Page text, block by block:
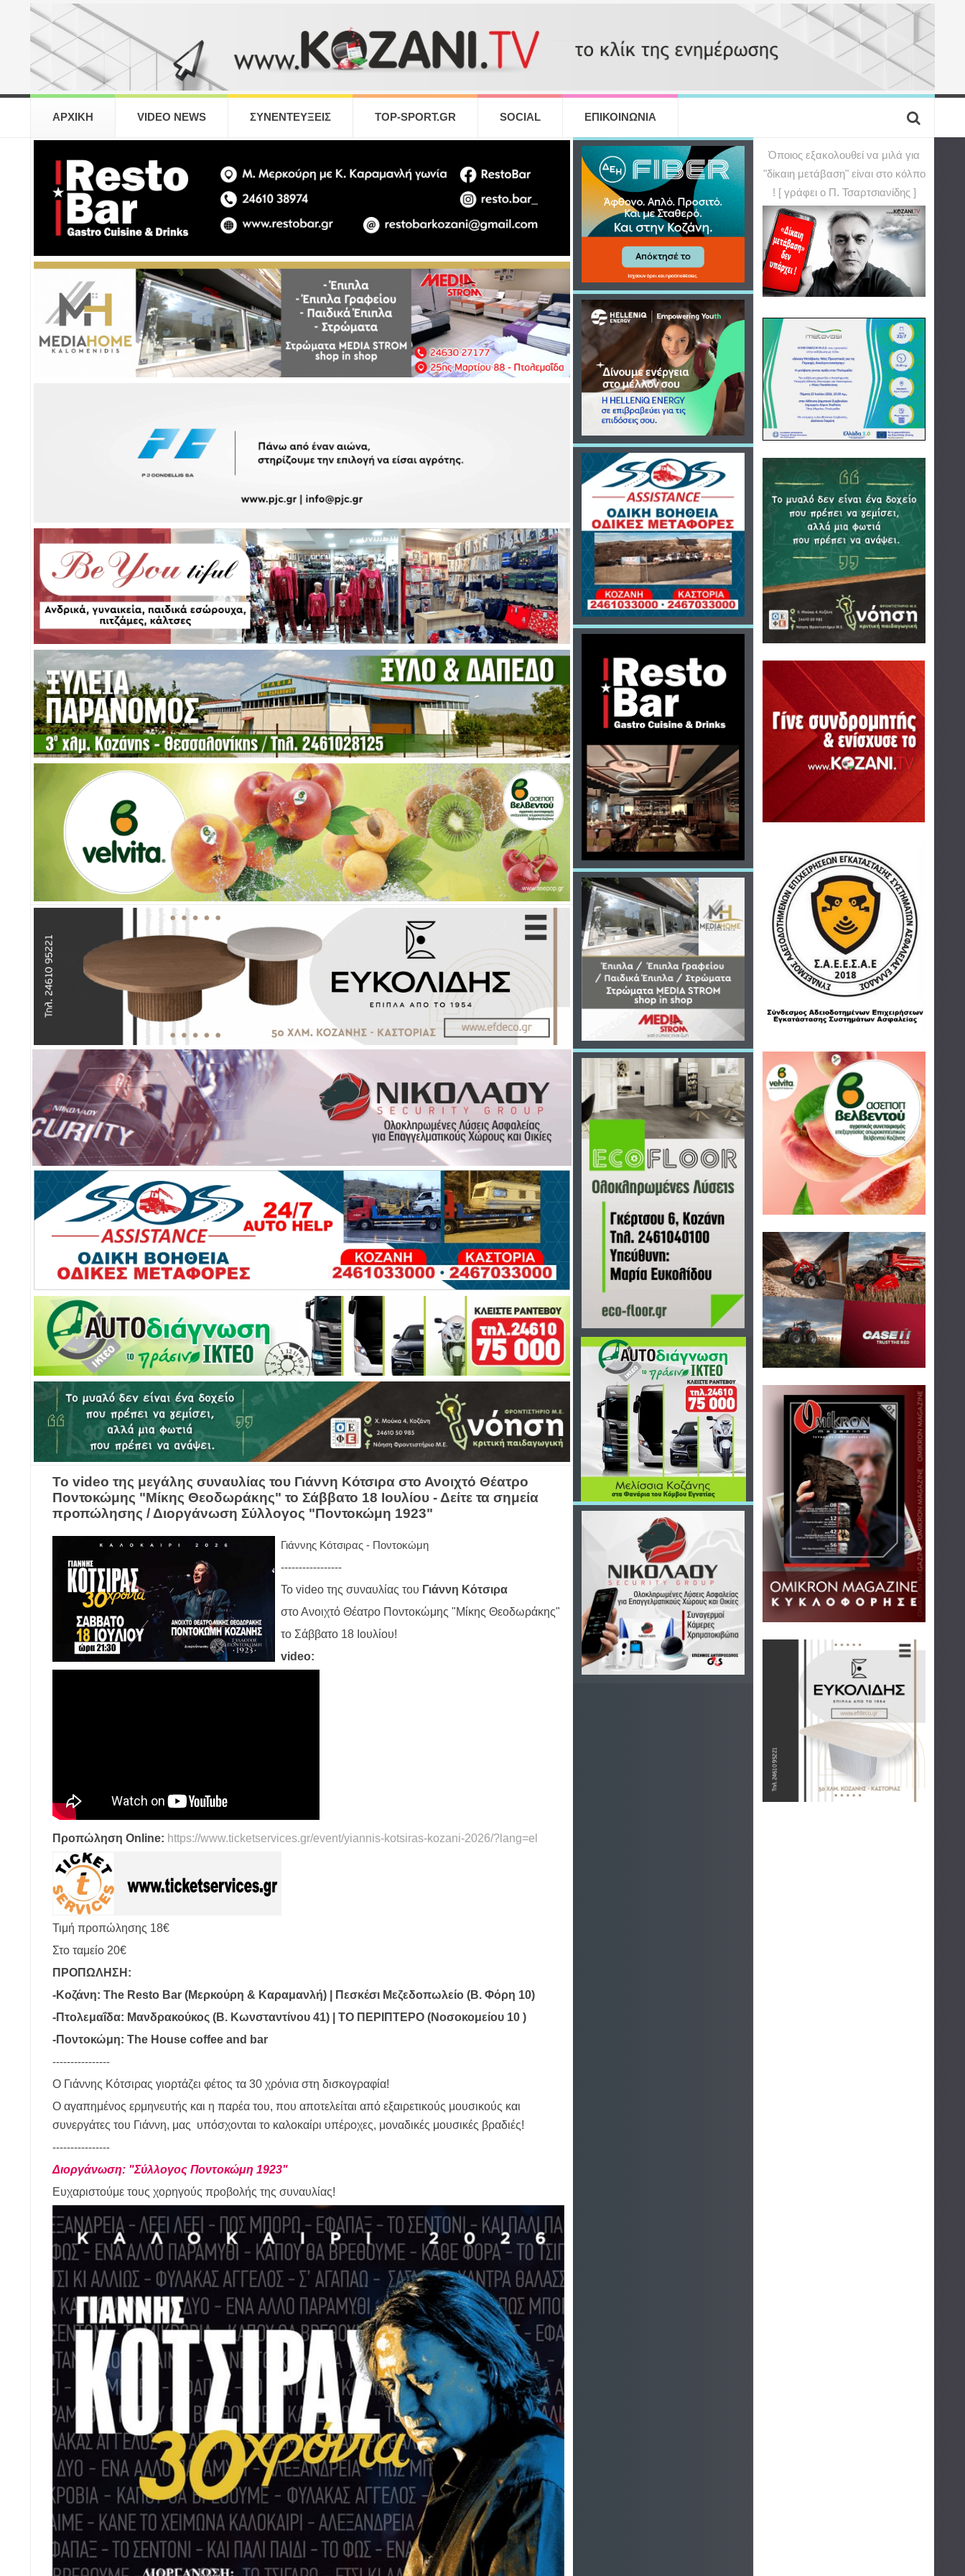
ΑΡΧΙΚΗ VIDEO NEWS ΣΥΝΕΝΤΕΥΞΕΙΣ TOP-SPORT.GR SOCIAL ΕΠΙΚΟΙΝΩΝΙΑ
Το video της μεγάλης συναυλίας του Γιάννη Κότσιρα στο Ανοιχτό Θέατρο
Ποντοκώμης "Μίκης Θεοδωράκης" το Σάββατο 18 Ιουλίου - Δείτε τα σημεία
προπώλησης / Διοργάνωση Σύλλογος "Ποντοκώμη 1923"
Γιάννης Κότσιρας - Ποντοκώμη
-----------------
Το video της συναυλίας του Γιάννη Κότσιρα
στο Ανοιχτό Θέατρο Ποντοκώμης "Μίκης Θεοδωράκης"
το Σάββατο 18 Ιουλίου!
video:
Προπώληση Online: https://www.ticketservices.gr/event/yiannis-kotsiras-kozani-2026/?lang=el
Τιμή προπώλησης 18€
Στο ταμείο 20€
ΠΡΟΠΩΛΗΣΗ:
-Κοζάνη: The Resto Bar (Μερκούρη & Καραμανλή) | Πεσκέσι Μεζεδοπωλείο (Β. Φόρη 10)
-Πτολεμαΐδα: Μανδρακούκος (Β. Κωνσταντίνου 41) | ΤΟ ΠΕΡΙΠΤΕΡΟ (Νοσοκομείου 10 )
-Ποντοκώμη: The House coffee and bar
----------------
Ο Γιάννης Κότσιρας γιορτάζει φέτος τα 30 χρόνια στη δισκογραφία!
Ο αγαπημένος ερμηνευτής και η παρέα του, που αποτελείται από εξαιρετικούς μουσικούς και
συνεργάτες του Γιάννη, μας υπόσχονται το καλοκαίρι υπέροχες, μοναδικές μουσικές βραδιές!
----------------
Διοργάνωση: "Σύλλογος Ποντοκώμη 1923"
Ευχαριστούμε τους χορηγούς προβολής της συναυλίας!
Όποιος εξακολουθεί να μιλά για
"δίκαιη μετάβαση" είναι στο κόλπο
! [ γράφει ο Π. Τσαρτσιανίδης ]